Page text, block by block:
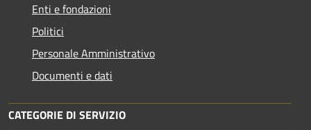
Enti e fondazioni
Politici
Personale Amministrativo
Documenti e dati
CATEGORIE DI SERVIZIO